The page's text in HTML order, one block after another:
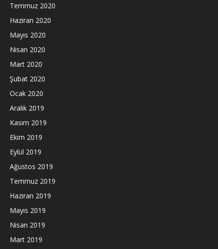
Temmuz 2020
Haziran 2020
Mayıs 2020
Nisan 2020
Mart 2020
Şubat 2020
Ocak 2020
Aralık 2019
Kasım 2019
Ekim 2019
Eylül 2019
Ağustos 2019
Temmuz 2019
Haziran 2019
Mayıs 2019
Nisan 2019
Mart 2019